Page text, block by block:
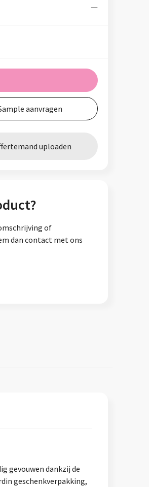
aanvragen
uploaden
of
dan contact met ons
gevouwen dankzij de
geschenkverpakking,